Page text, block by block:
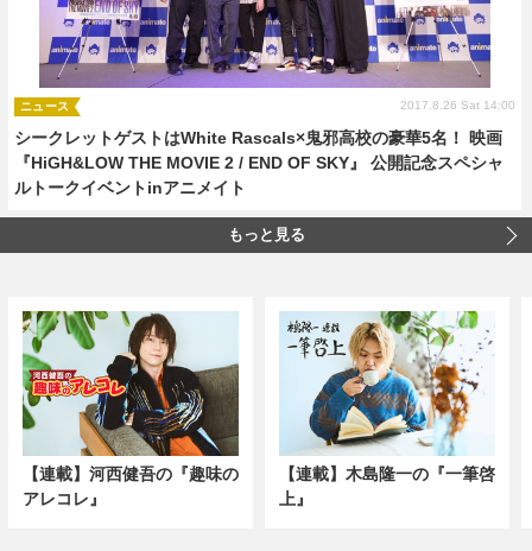
舞台 新帝スタ
編集部ブログ・お知らせ
シークレットゲストはWhite Rascals×鬼邪高校の豪華5名！ 映画
『HiGH&LOW THE MOVIE 2 / END OF SKY』 公開記念スペシャ
ルトークイベントinアニメイト
ニュース 2017.8.26 Sat 14:00
もっと見る
【連載】河西健吾の『趣味の
アレコレ』
【連載】木島隆一の『一筆啓
上』